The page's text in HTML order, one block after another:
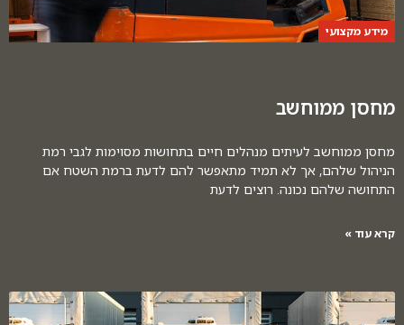
מידע מקצועי
מחסן ממוחשב
מחסן ממוחשב לעיתים מנהלים חיים בתחושות מסוימות לגבי רמת
הניהול שלהם, אך לא תמיד מתאפשר להם לדעת ברמת השטח אם
התחושה שלהם נכונה. רוצים לדעת
קרא עוד »